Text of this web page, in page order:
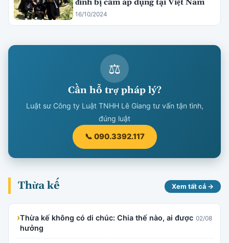
đình bị cấm áp dụng tại Việt Nam
16/10/2024
⚖
Cần hỗ trợ pháp lý?
Luật sư Công ty Luật TNHH Lê Giang tư vấn tận tình,
đúng luật
📞 090.3392.117
Thừa kế Xem tất cả →
›Thừa kế không có di chúc: Chia thế nào, ai được
hưởng
02/08